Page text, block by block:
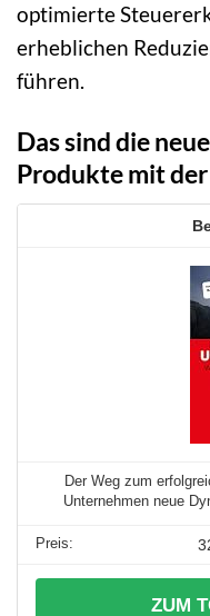
optimierte
erheblichen
führen.
Das sind die
Produkte mit
Der Weg zum
Unternehmen neue
ZUM